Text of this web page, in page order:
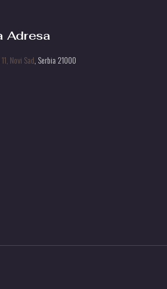
Adresa
Novi Sad, Serbia 21000